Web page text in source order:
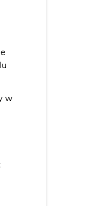
w